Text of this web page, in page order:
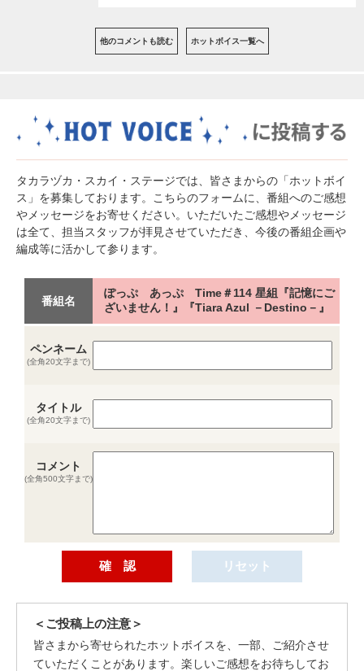
他のコメントも読む ホットボイス一覧へ
タカラヅカ・スカイ・ステージでは、皆さまからの「ホットボイ
ス」を募集しております。こちらのフォームに、番組へのご感想
やメッセージをお寄せください。いただいたご感想やメッセージ
は全て、担当スタッフが拝見させていただき、今後の番組企画や
編成等に活かして参ります。
番組名
ぽっぷ あっぷ Time＃114 星組『記憶にご
ざいません！』『Tiara Azul －Destino－』
ペンネーム
(全角20文字まで)
タイトル
(全角20文字まで)
コメント
(全角500文字まで)
＜ご投稿上の注意＞
皆さまから寄せられたホットボイスを、一部、ご紹介させ
ていただくことがあります。楽しいご感想をお待ちしてお